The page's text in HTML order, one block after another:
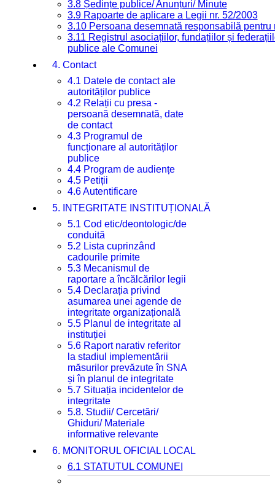
3.8 Ședințe publice/ Anunțuri/ Minute
3.9 Rapoarte de aplicare a Legii nr. 52/2003
3.10 Persoana desemnată responsabilă
3.11 Registrul asociațiilor, fundațiilor și
publice ale Comunei
4. Contact
4.1 Datele de contact ale
autorităților publice
4.2 Relații cu presa -
persoană desemnată, date
de contact
4.3 Programul de
funcționare al autorităților
publice
4.4 Program de audiențe
4.5 Petiții
4.6 Autentificare
5. INTEGRITATE INSTITUȚIONALĂ
5.1 Cod etic/deontologic/de
conduită
5.2 Lista cuprinzând
cadourile primite
5.3 Mecanismul de
raportare a încălcărilor legii
5.4 Declarația privind
asumarea unei agende de
integritate organizațională
5.5 Planul de integritate al
instituției
5.6 Raport narativ referitor
la stadiul implementării
măsurilor prevăzute în SNA
și în planul de integritate
5.7 Situația incidentelor de
integritate
5.8. Studii/ Cercetări/
Ghiduri/ Materiale
informative relevante
6. MONITORUL OFICIAL LOCAL
6.1 STATUTUL COMUNEI